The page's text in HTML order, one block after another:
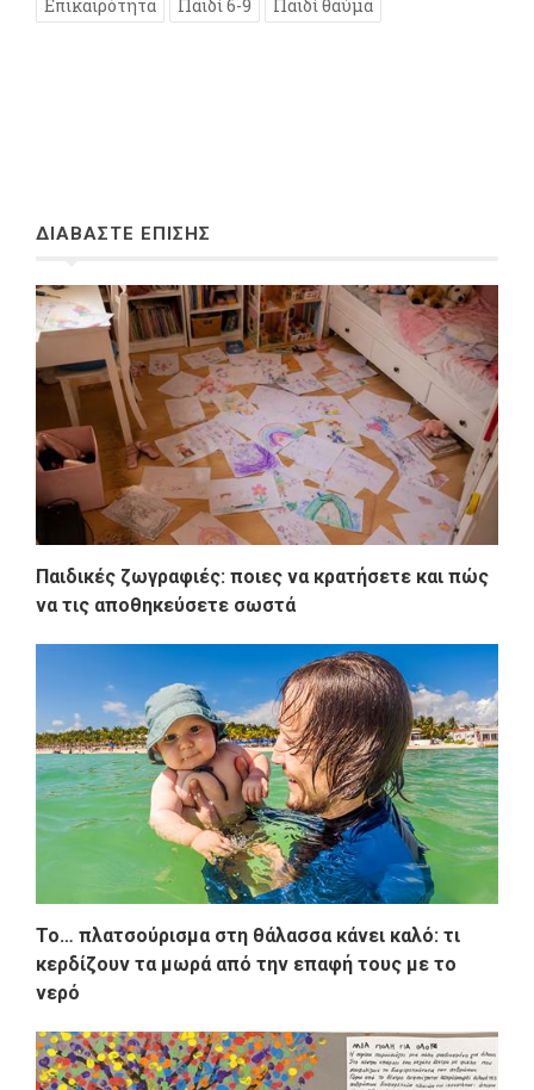
Επικαιρότητα Παιδί 6-9 Παιδί θαύμα
ΔΙΑΒΑΣΤΕ ΕΠΙΣΗΣ
Παιδικές ζωγραφιές: ποιες να κρατήσετε και πώς
να τις αποθηκεύσετε σωστά
Το… πλατσούρισμα στη θάλασσα κάνει καλό: τι
κερδίζουν τα μωρά από την επαφή τους με το
νερό